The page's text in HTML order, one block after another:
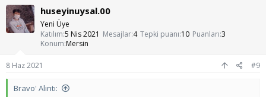
huseyinuysal.00
Yeni Üye
Katılım 5 Nis 2021 Mesajlar 4 Tepki puanı 10 Puanları 3
Konum Mersin
8 Haz 2021 #9
Bravo' Alıntı: